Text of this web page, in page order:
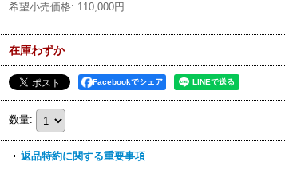
希望小売価格: 110,000円
在庫わずか
Facebookでシェア
数量:
返品特約に関する重要事項